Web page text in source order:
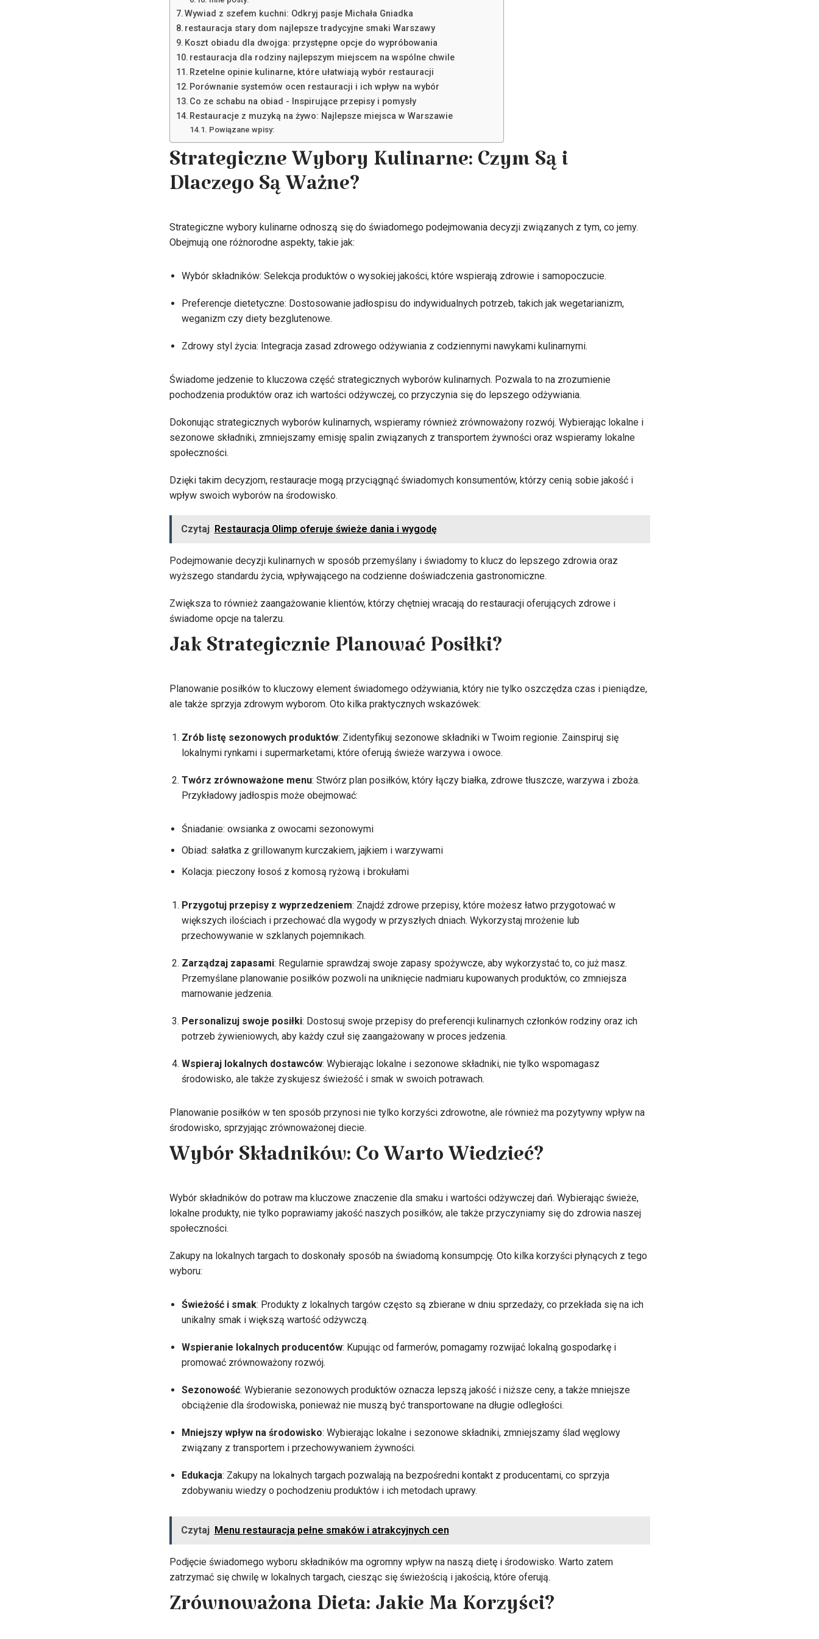
Wywiad z szefem kuchni: Odkryj pasje Michała Gniadka
restauracja stary dom najlepsze tradycyjne smaki Warszawy
Koszt obiadu dla dwojga: przystępne opcje do wypróbowania
restauracja dla rodziny najlepszym miejscem na wspólne chwile
Rzetelne opinie kulinarne, które ułatwiają wybór restauracji
Porównanie systemów ocen restauracji i ich wpływ na wybór
Co ze schabu na obiad - Inspirujące przepisy i pomysły
Restauracje z muzyką na żywo: Najlepsze miejsca w Warszawie
Powiązane wpisy:
Strategiczne Wybory Kulinarne: Czym Są i
Dlaczego Są Ważne?
Strategiczne wybory kulinarne odnoszą się do świadomego podejmowania decyzji związanych z tym, co jemy.
Obejmują one różnorodne aspekty, takie jak:
Wybór składników: Selekcja produktów o wysokiej jakości, które wspierają zdrowie i samopoczucie.
Preferencje dietetyczne: Dostosowanie jadłospisu do indywidualnych potrzeb, takich jak wegetarianizm,
weganizm czy diety bezglutenowe.
Zdrowy styl życia: Integracja zasad zdrowego odżywiania z codziennymi nawykami kulinarnymi.
Świadome jedzenie to kluczowa część strategicznych wyborów kulinarnych. Pozwala to na zrozumienie
pochodzenia produktów oraz ich wartości odżywczej, co przyczynia się do lepszego odżywiania.
Dokonując strategicznych wyborów kulinarnych, wspieramy również zrównoważony rozwój. Wybierając lokalne i
sezonowe składniki, zmniejszamy emisję spalin związanych z transportem żywności oraz wspieramy lokalne
społeczności.
Dzięki takim decyzjom, restauracje mogą przyciągnąć świadomych konsumentów, którzy cenią sobie jakość i
wpływ swoich wyborów na środowisko.
Czytaj Restauracja Olimp oferuje świeże dania i wygodę
Podejmowanie decyzji kulinarnych w sposób przemyślany i świadomy to klucz do lepszego zdrowia oraz
wyższego standardu życia, wpływającego na codzienne doświadczenia gastronomiczne.
Zwiększa to również zaangażowanie klientów, którzy chętniej wracają do restauracji oferujących zdrowe i
świadome opcje na talerzu.
Jak Strategicznie Planować Posiłki?
Planowanie posiłków to kluczowy element świadomego odżywiania, który nie tylko oszczędza czas i pieniądze,
ale także sprzyja zdrowym wyborom. Oto kilka praktycznych wskazówek:
Zrób listę sezonowych produktów: Zidentyfikuj sezonowe składniki w Twoim regionie. Zainspiruj się
lokalnymi rynkami i supermarketami, które oferują świeże warzywa i owoce.
Twórz zrównoważone menu: Stwórz plan posiłków, który łączy białka, zdrowe tłuszcze, warzywa i zboża.
Przykładowy jadłospis może obejmować:
Śniadanie: owsianka z owocami sezonowymi
Obiad: sałatka z grillowanym kurczakiem, jajkiem i warzywami
Kolacja: pieczony łosoś z komosą ryżową i brokułami
Przygotuj przepisy z wyprzedzeniem: Znajdź zdrowe przepisy, które możesz łatwo przygotować w
większych ilościach i przechować dla wygody w przyszłych dniach. Wykorzystaj mrożenie lub
przechowywanie w szklanych pojemnikach.
Zarządzaj zapasami: Regularnie sprawdzaj swoje zapasy spożywcze, aby wykorzystać to, co już masz.
Przemyślane planowanie posiłków pozwoli na uniknięcie nadmiaru kupowanych produktów, co zmniejsza
marnowanie jedzenia.
Personalizuj swoje posiłki: Dostosuj swoje przepisy do preferencji kulinarnych członków rodziny oraz ich
potrzeb żywieniowych, aby każdy czuł się zaangażowany w proces jedzenia.
Wspieraj lokalnych dostawców: Wybierając lokalne i sezonowe składniki, nie tylko wspomagasz
środowisko, ale także zyskujesz świeżość i smak w swoich potrawach.
Planowanie posiłków w ten sposób przynosi nie tylko korzyści zdrowotne, ale również ma pozytywny wpływ na
środowisko, sprzyjając zrównoważonej diecie.
Wybór Składników: Co Warto Wiedzieć?
Wybór składników do potraw ma kluczowe znaczenie dla smaku i wartości odżywczej dań. Wybierając świeże,
lokalne produkty, nie tylko poprawiamy jakość naszych posiłków, ale także przyczyniamy się do zdrowia naszej
społeczności.
Zakupy na lokalnych targach to doskonały sposób na świadomą konsumpcję. Oto kilka korzyści płynących z tego
wyboru:
Świeżość i smak: Produkty z lokalnych targów często są zbierane w dniu sprzedaży, co przekłada się na ich
unikalny smak i większą wartość odżywczą.
Wspieranie lokalnych producentów: Kupując od farmerów, pomagamy rozwijać lokalną gospodarkę i
promować zrównoważony rozwój.
Sezonowość: Wybieranie sezonowych produktów oznacza lepszą jakość i niższe ceny, a także mniejsze
obciążenie dla środowiska, ponieważ nie muszą być transportowane na długie odległości.
Mniejszy wpływ na środowisko: Wybierając lokalne i sezonowe składniki, zmniejszamy ślad węglowy
związany z transportem i przechowywaniem żywności.
Edukacja: Zakupy na lokalnych targach pozwalają na bezpośredni kontakt z producentami, co sprzyja
zdobywaniu wiedzy o pochodzeniu produktów i ich metodach uprawy.
Czytaj Menu restauracja pełne smaków i atrakcyjnych cen
Podjęcie świadomego wyboru składników ma ogromny wpływ na naszą dietę i środowisko. Warto zatem
zatrzymać się chwilę w lokalnych targach, ciesząc się świeżością i jakością, które oferują.
Zrównoważona Dieta: Jakie Ma Korzyści?